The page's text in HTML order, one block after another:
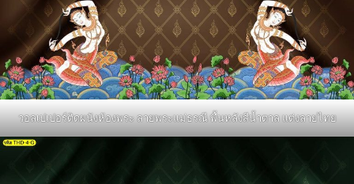
วอลเปเปอร์ติดผนังห้องพระ ลายพระแม่ธรณี พื้นหลังสีน้ำตาล แต่งลายไทย